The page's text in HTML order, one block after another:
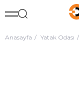
Anasayfa Yatak Odası